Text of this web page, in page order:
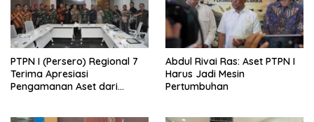
PTPN I (Persero) Regional 7
Terima Apresiasi
Pengamanan Aset dari
Abdul Rivai Ras: Aset PTPN I
Harus Jadi Mesin
Pertumbuhan